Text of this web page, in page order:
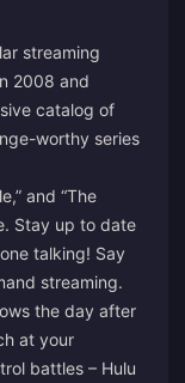
streaming
2008 and
catalog of
worthy series
and “The
Stay up to date
talking! Say
streaming.
the day after
at your
battles – Hulu